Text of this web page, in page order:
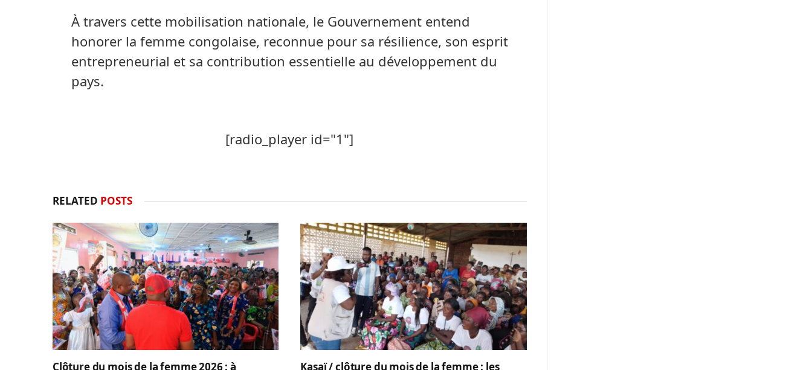
À travers cette mobilisation nationale, le Gouvernement entend
honorer la femme congolaise, reconnue pour sa résilience, son esprit
entrepreneurial et sa contribution essentielle au développement du
pays.
[radio_player id="1"]
RELATED POSTS
Clôture du mois de la femme 2026 : à
Kasaï / clôture du mois de la femme : les